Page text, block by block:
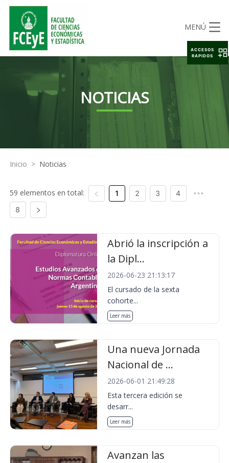
MENÚ
NOTICIAS
Inicio > Noticias
59 elementos en total: 1 2 3 4 •••
8
Abrió la inscripción a
la Dipl...
2026-06-23 21:13:17
El cursado de la sexta
cohorte...
Leer más
Una nueva Jornada
Nacional de ...
2026-06-01 21:49:28
Esta tercera edición se
desarr...
Leer más
Avanzan las
ACCESOS
RAPIDOS